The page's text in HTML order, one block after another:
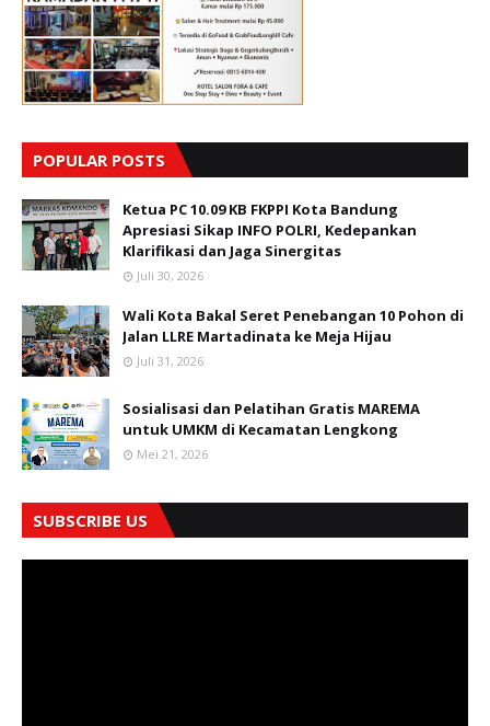
POPULAR POSTS
Ketua PC 10.09 KB FKPPI Kota Bandung
Apresiasi Sikap INFO POLRI, Kedepankan
Klarifikasi dan Jaga Sinergitas
Juli 30, 2026
Wali Kota Bakal Seret Penebangan 10 Pohon di
Jalan LLRE Martadinata ke Meja Hijau
Juli 31, 2026
Sosialisasi dan Pelatihan Gratis MAREMA
untuk UMKM di Kecamatan Lengkong
Mei 21, 2026
SUBSCRIBE US